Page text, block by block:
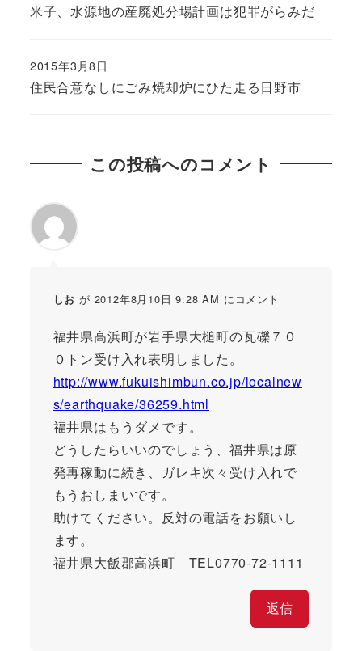
米子、水源地の産廃処分場計画は犯罪がらみだ
住民合意なしにごみ焼却炉にひた走る日野市
2015年3月8日
この投稿へのコメント
しお が 2012年8月10日 9:28 AM にコメント
福井県高浜町が岩手県大槌町の瓦礫７０
０トン受け入れ表明しました。
http://www.fukuishimbun.co.jp/localnew
s/earthquake/36259.html
福井県はもうダメです。
どうしたらいいのでしょう、福井県は原
発再稼動に続き、ガレキ次々受け入れで
もうおしまいです。
助けてください。反対の電話をお願いし
ます。
福井県大飯郡高浜町 TEL0770-72-1111
返信